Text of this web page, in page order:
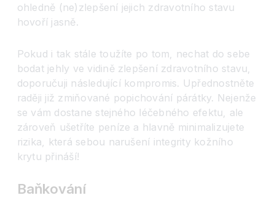
ohledně (ne)zlepšení jejich zdravotního stavu
hovoří jasně.
Pokud i tak stále toužíte po tom, nechat do sebe
bodat jehly ve vidině zlepšení zdravotního stavu,
doporučuji následující kompromis. Upřednostněte
raději již zmiňované popichování párátky. Nejenže
se vám dostane stejného léčebného efektu, ale
zároveň ušetříte peníze a hlavně minimalizujete
rizika, která sebou narušení integrity kožního
krytu přináší!
Baňkování